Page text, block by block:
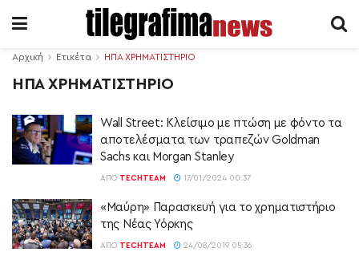
Αρχική Ετικέτα ΗΠΑ ΧΡΗΜΑΤΙΣΤΗΡΙΟ
ΗΠΑ ΧΡΗΜΑΤΙΣΤΗΡΙΟ
Wall Street: Κλείσιμο με πτώση με φόντο τα
αποτελέσματα των τραπεζών Goldman
Sachs και Morgan Stanley
ΑΠΌ TECHTEAM 17/01/2024 00:37
«Μαύρη» Παρασκευή για το χρηματιστήριο
της Νέας Υόρκης
ΑΠΌ TECHTEAM 24/08/2019 05:36